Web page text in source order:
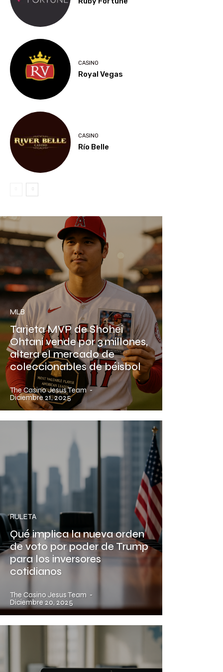
CASINO
Royal Vegas
CASINO
Río Belle
MLB
Tarjeta MVP de Shohei
Ohtani vende por 3 millones,
altera el mercado de
coleccionables de béisbol
The Casino Jesus Team -
Diciembre 21, 2025
RULETA
Qué implica la nueva orden
de voto por poder de Trump
para los inversores
cotidianos
The Casino Jesus Team -
Diciembre 20, 2025